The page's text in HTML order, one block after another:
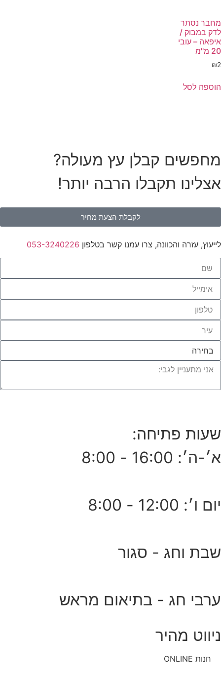
מחבר נסתר
לדק במבוק /
איפאה – עובי
20 מ"מ
₪2
הוספה לסל
מחפשים קבלן עץ מעולה?
אצלינו תקבלו הרבה יותר!
לקבלת הצעת מחיר
לייעוץ, עזרה והכוונה, צרו עמנו קשר בטלפון 053-3240226
שעות פתיחה:
א׳-ה׳: 16:00 - 8:00
יום ו׳: 12:00 - 8:00
שבת וחג - סגור
ערבי חג - בתיאום מראש
ניווט מהיר
חנות ONLINE